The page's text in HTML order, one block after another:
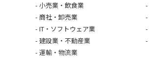
小売業・飲食業
商社・卸売業
IT・ソフトウェア業
建設業・不動産業
運輸・物流業